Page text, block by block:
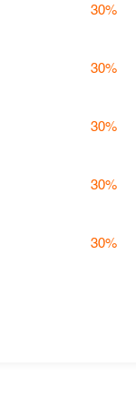
30%
30%
30%
30%
30%